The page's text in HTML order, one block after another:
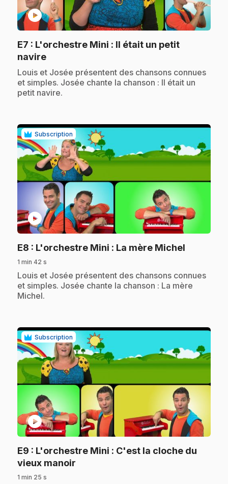
play_circle
E7 : L'orchestre Mini : Il était un petit
navire.
.Louis et Josée présentent des chansons connues
et simples. Josée chante la chanson : Il était un
petit navire.
Subscription
play_circle
E8 : L'orchestre Mini : La mère Michel
1 min 42 s
.Louis et Josée présentent des chansons connues
et simples. Josée chante la chanson : La mère
Michel.
Subscription
play_circle
E9 : L'orchestre Mini : C'est la cloche du
vieux manoir
1 min 25 s